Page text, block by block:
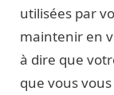
utilisées par
maintenir en
à dire que
que vous